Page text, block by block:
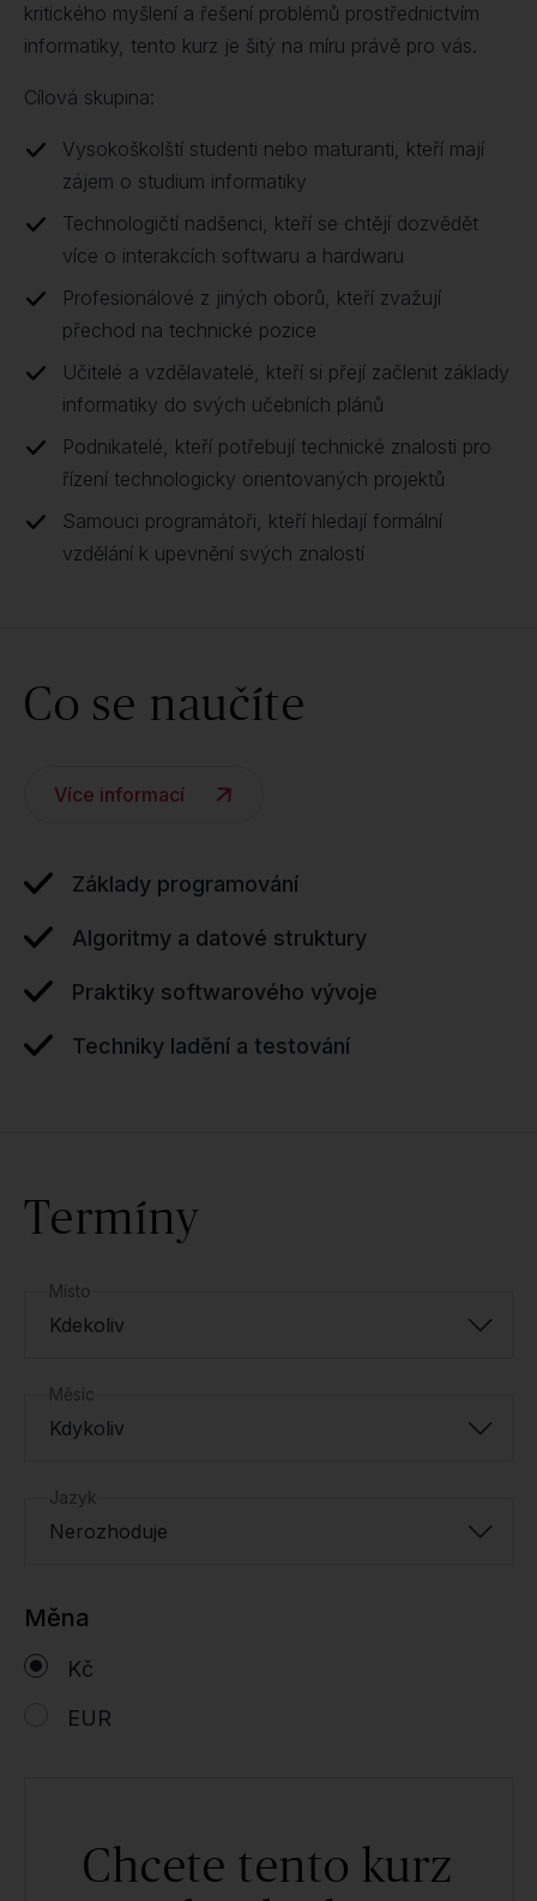
kritického myšlení a řešení problémů prostřednictvím
informatiky, tento kurz je šitý na míru právě pro vás.
Cílová skupina:
Vysokoškolští studenti nebo maturanti, kteří mají
zájem o studium informatiky
Technologičtí nadšenci, kteří se chtějí dozvědět
více o interakcích softwaru a hardwaru
Profesionálové z jiných oborů, kteří zvažují
přechod na technické pozice
Učitelé a vzdělavatelé, kteří si přejí začlenit základy
informatiky do svých učebních plánů
Podnikatelé, kteří potřebují technické znalosti pro
řízení technologicky orientovaných projektů
Samouci programátoři, kteří hledají formální
vzdělání k upevnění svých znalostí
Co se naučíte
Více informací
Základy programování
Algoritmy a datové struktury
Praktiky softwarového vývoje
Techniky ladění a testování
Termíny
Místo
Kdekoliv
Měsíc
Kdykoliv
Jazyk
Nerozhoduje
Měna
Kč
EUR
Chcete tento kurz